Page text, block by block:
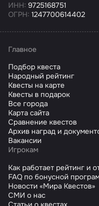
ИНН: 9725168751
ОГРН: 1247700614402
Главное
Подбор квеста
Народный рейтинг
Квесты на карте
Квесты в подарок
Все города
Карта сайта
Сравнение квестов
Архив наград и
Вакансии
Игрокам
Как работает рейтинг и
FAQ по бонусной
Новости «Мира Квестов»
СМИ о нас